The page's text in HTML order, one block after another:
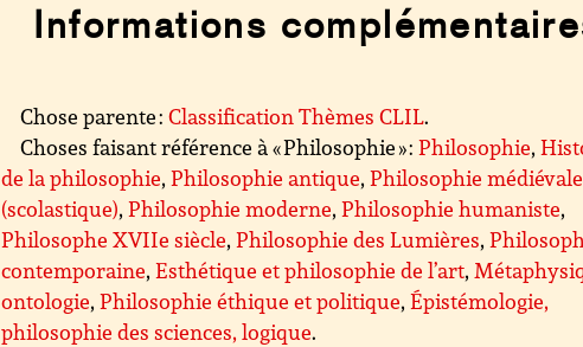
Informations
Chose parente :Classification Thèmes CLIL.
Choses faisant référence à « Philosophie » :Philosophie,
de la philosophie,Philosophie antique,Philosophie médiévale
(scolastique),Philosophie moderne,Philosophie humaniste,
Philosophe XVIIe siècle,Philosophie des Lumières,
contemporaine,Esthétique et philosophie de l’art,
ontologie,Philosophie éthique et politique,Épistémologie,
philosophie des sciences, logique.